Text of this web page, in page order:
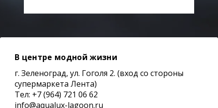
В центре модной жизни
г. Зеленоград, ул. Гоголя 2. (вход со стороны
супермаркета Лента)
Тел: +7 (964) 721 06 62
info@aqualux-lagoon.ru